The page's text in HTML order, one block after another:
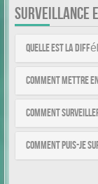
SURVEILLANCE
Quelle est la
Comment mettre
Comment
Comment puis-je